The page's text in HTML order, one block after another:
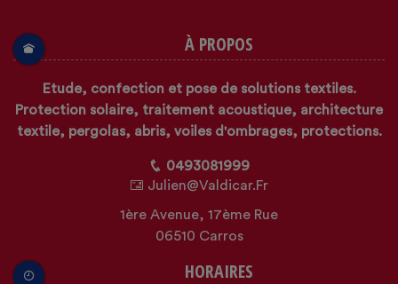
À PROPOS
Etude, confection et pose de solutions textiles.
Protection solaire, traitement acoustique, architecture
textile, pergolas, abris, voiles d'ombrages, protections.
0493081999
Julien@valdicar.fr
1ère Avenue, 17ème Rue
06510 Carros
HORAIRES